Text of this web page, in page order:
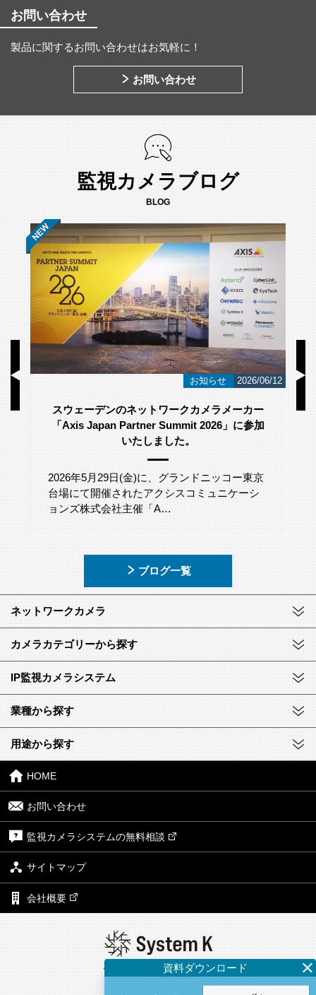
お問い合わせ
製品に関するお問い合わせはお気軽に！
お問い合わせ
監視カメラブログ
BLOG
23 お知らせ 2026/06/12
スウェーデンのネットワークカメラメーカー
「Axis Japan Partner Summit 2026」に参加
いたしました。
2026年5月29日(金)に、グランドニッコー東京
台場にて開催されたアクシスコミュニケーシ
ョンズ株式会社主催「A…
ブログ一覧
ネットワークカメラ
カメラカテゴリーから探す
IP監視カメラシステム
業種から探す
用途から探す
HOME
お問い合わせ
監視カメラシステムの無料相談
サイトマップ
会社概要
株式会社システム・ケイ